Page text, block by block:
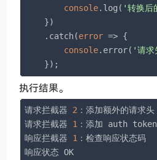
console.log( '转换后
    })
    .catch(
error => {
console.error( '请求
    });
执行结果。
请求拦截器 2 ：添加额外的请求头
请求拦截器 1 ：添加 auth token
响应拦截器 1 ：检查响应状态码
响应状态 OK